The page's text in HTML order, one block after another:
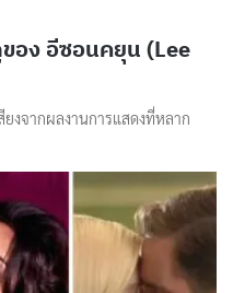
อง อีซอนคยุน (Lee
งจากผลงานการแสดงที่หลาก